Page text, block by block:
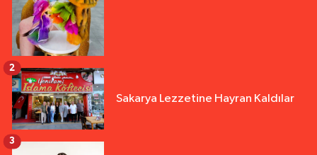
Sakarya Lezzetine Hayran Kaldılar
2
3